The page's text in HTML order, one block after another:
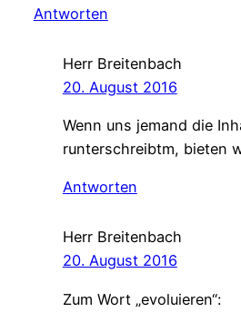
Antworten
Herr Breitenbach
20. August 2016
Wenn uns jemand die
runterschreibtm, bieten
Antworten
Herr Breitenbach
20. August 2016
Zum Wort „evoluieren“: